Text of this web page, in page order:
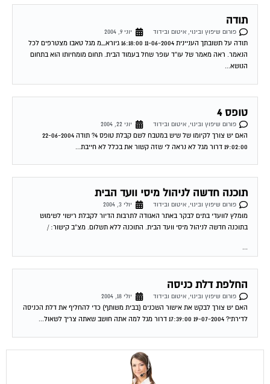
תודה
פורום שיפוץ ובינוי, איטום ובידוד
יוני 9, 2004
תודה על תשובתך העניינית 11-06-2004 16:18:00 גיורא_מ מגל טאבו מצטרפים לכל
הנאמר. ראה מאמר של עו"ד עופר שחל בעמוד הבית. תחום מומחיותו הוא בתחום
הנושא...
טופס 4
פורום שיפוץ ובינוי, איטום ובידוד
יוני 22, 2004
האם יש צורך לקיומו של שיש במטבח לשם קבלת טופס 4? תודה 22-06-2004
19:02:00 דרור מגל לא נראה לי שזה קשור את בכלל לא חייבת...
תוכנה חדשה לניהול מיסי וועד הבית
פורום שיפוץ ובינוי, איטום ובידוד
יולי 3, 2004
מומלץ לוועדי בתים לבקר באתר האגודה לתרבות הדיור לקבלת רישוי לשימוש
בתוכנה חדשה לניהול מיסי וועד הבית. התוכנה ללא תשלום. מצ"ב קישור: /
...
החלפת דלת כניסה
פורום שיפוץ ובינוי, איטום ובידוד
יולי 18, 2004
האם יש צורך לבקש את אישור השכנים (בבית משותף) כדי להחליף את דלת הכניסה
לדירתי? 19-07-2004 17:39:00 דרור מגל למה אתה חושב שאתה צריך לשאול...